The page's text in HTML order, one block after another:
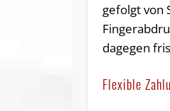
gefolgt von
dagegen
Flexible